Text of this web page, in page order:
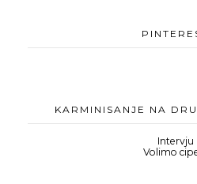
KARMINISANJE NA
Intervju
Volimo